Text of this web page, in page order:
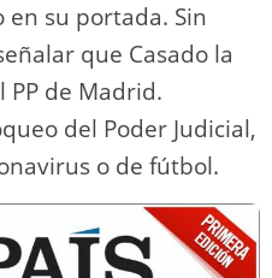
en su portada. Sin
que Casado la
de Madrid.
del Poder Judicial,
o de fútbol.